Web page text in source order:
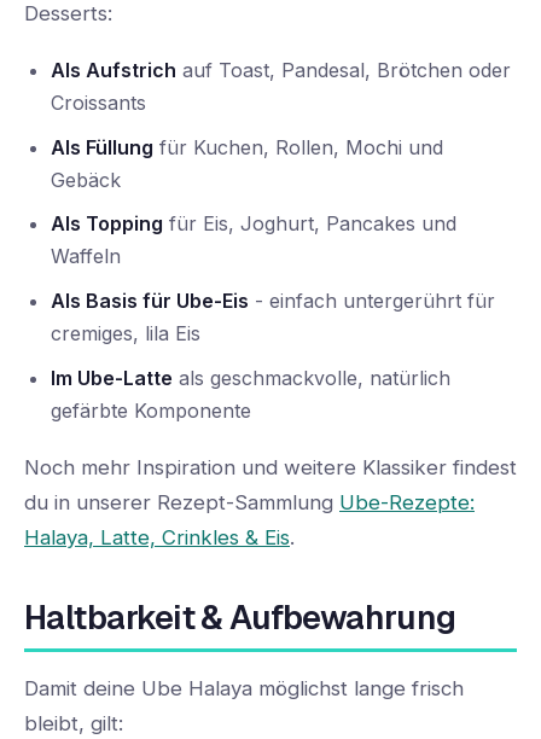
Desserts:
Als Aufstrich auf Toast, Pandesal, Brötchen oder
Croissants
Als Füllung für Kuchen, Rollen, Mochi und
Gebäck
Als Topping für Eis, Joghurt, Pancakes und
Waffeln
Als Basis für Ube-Eis - einfach untergerührt für
cremiges, lila Eis
Im Ube-Latte als geschmackvolle, natürlich
gefärbte Komponente
Noch mehr Inspiration und weitere Klassiker findest
du in unserer Rezept-Sammlung Ube-Rezepte:
Halaya, Latte, Crinkles & Eis.
Haltbarkeit & Aufbewahrung
Damit deine Ube Halaya möglichst lange frisch
bleibt, gilt: